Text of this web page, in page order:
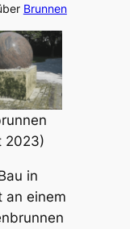
Brunnen
2023)
in
an einem